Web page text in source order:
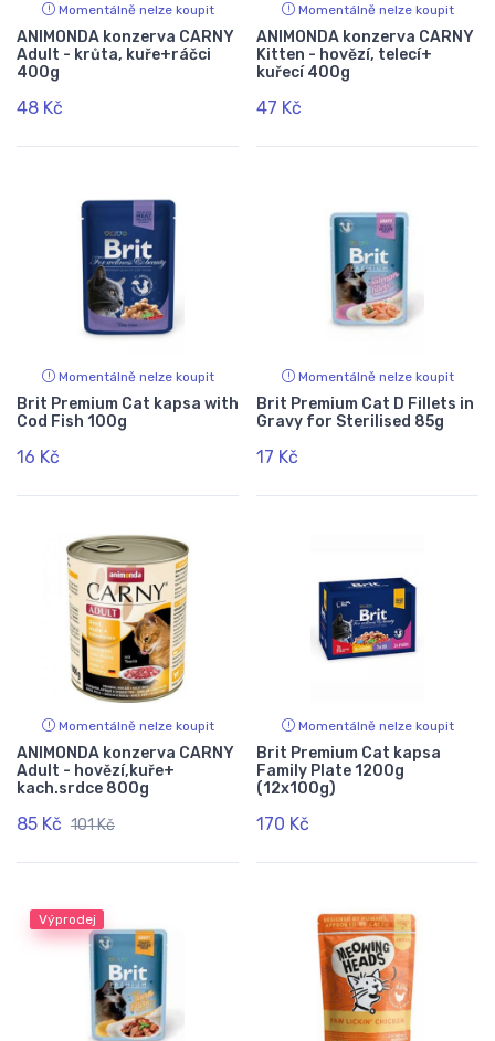
Momentálně nelze koupit
ANIMONDA konzerva CARNY
Adult - krůta, kuře+ráčci
400g
48 Kč
Momentálně nelze koupit
ANIMONDA konzerva CARNY
Kitten - hovězí, telecí+
kuřecí 400g
47 Kč
Momentálně nelze koupit
Brit Premium Cat kapsa with
Cod Fish 100g
16 Kč
Momentálně nelze koupit
Brit Premium Cat D Fillets in
Gravy for Sterilised 85g
17 Kč
Momentálně nelze koupit
ANIMONDA konzerva CARNY
Adult - hovězí,kuře+
kach.srdce 800g
85 Kč 101 Kč
Momentálně nelze koupit
Brit Premium Cat kapsa
Family Plate 1200g
(12x100g)
170 Kč
Výprodej